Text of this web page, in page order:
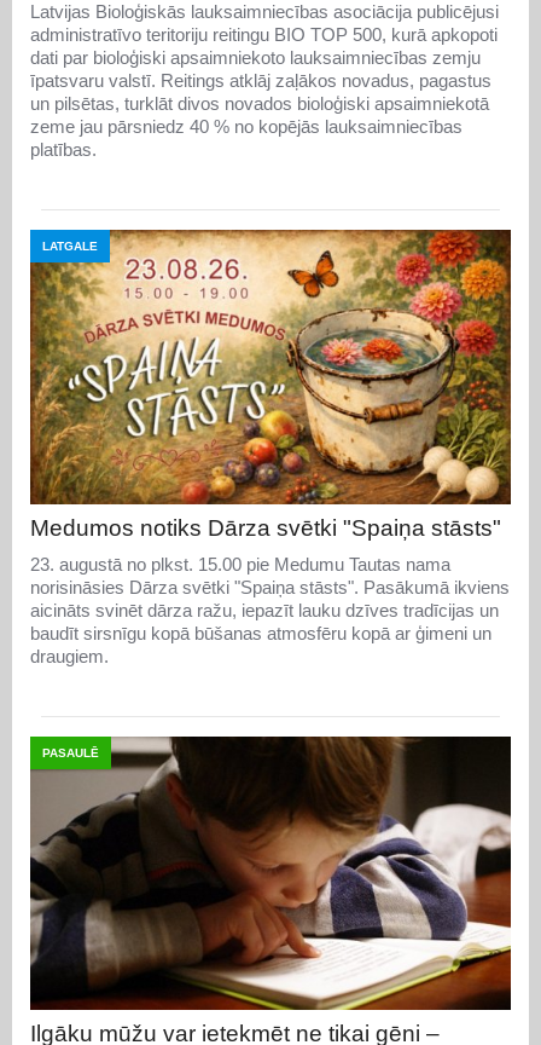
Latvijas Bioloģiskās lauksaimniecības asociācija publicējusi
administratīvo teritoriju reitingu BIO TOP 500, kurā apkopoti
dati par bioloģiski apsaimniekoto lauksaimniecības zemju
īpatsvaru valstī. Reitings atklāj zaļākos novadus, pagastus
un pilsētas, turklāt divos novados bioloģiski apsaimniekotā
zeme jau pārsniedz 40 % no kopējās lauksaimniecības
platības.
LATGALE
Medumos notiks Dārza svētki "Spaiņa stāsts"
23. augustā no plkst. 15.00 pie Medumu Tautas nama
norisināsies Dārza svētki "Spaiņa stāsts". Pasākumā ikviens
aicināts svinēt dārza ražu, iepazīt lauku dzīves tradīcijas un
baudīt sirsnīgu kopā būšanas atmosfēru kopā ar ģimeni un
draugiem.
PASAULĒ
Ilgāku mūžu var ietekmēt ne tikai gēni –